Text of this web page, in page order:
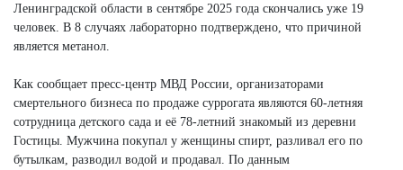
Ленинградской области в сентябре 2025 года скончались уже 19
человек. В 8 случаях лабораторно подтверждено, что причиной
является метанол.
Как сообщает пресс-центр МВД России, организаторами
смертельного бизнеса по продаже суррогата являются 60-летняя
сотрудница детского сада и её 78-летний знакомый из деревни
Гостицы. Мужчина покупал у женщины спирт, разливал его по
бутылкам, разводил водой и продавал. По данным